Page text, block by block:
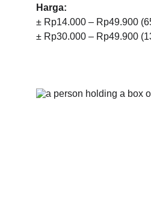
Harga:
± Rp14.000 – Rp49.900
± Rp30.000 – Rp49.900